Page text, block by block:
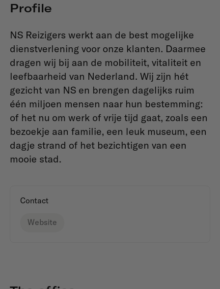
Profile
NS Reizigers werkt aan de best mogelijke
dienstverlening voor onze klanten. Daarmee
dragen wij bij aan de mobiliteit, vitaliteit en
leefbaarheid van Nederland. Wij zijn hét
gezicht van NS en brengen dagelijks ruim
één miljoen mensen naar hun bestemming:
of het nu om werk of vrije tijd gaat, zoals een
bezoekje aan familie, een leuk museum, een
dagje strand of het bezichtigen van een
mooie stad.
Contact
Website